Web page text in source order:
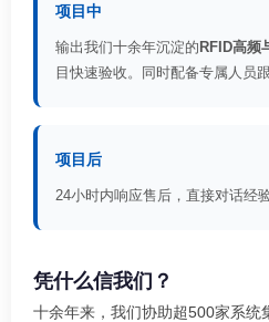
项目中
输出我们十余年沉淀的 RFID高频
目快速验收。同时配备专属人员跟
项目后
24小时内响应售后，直接对话经
凭什么信我们？
十余年来，我们协助超500家系统